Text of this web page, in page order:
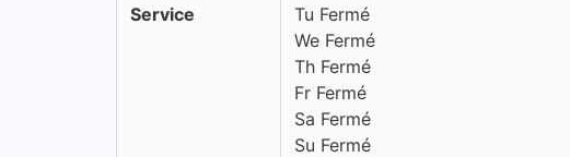
Service
Tu Fermé
We Fermé
Th Fermé
Fr Fermé
Sa Fermé
Su Fermé